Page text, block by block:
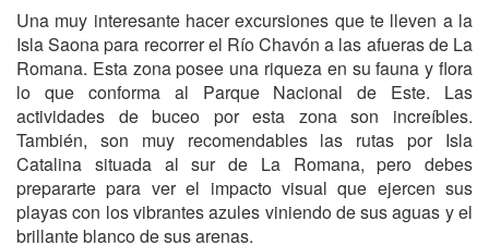
Una muy interesante hacer excursiones que te lleven a la
Isla Saona para recorrer el Río Chavón a las afueras de La
Romana. Esta zona posee una riqueza en su fauna y flora
lo que conforma al Parque Nacional de Este. Las
actividades de buceo por esta zona son increíbles.
También, son muy recomendables las rutas por Isla
Catalina situada al sur de La Romana, pero debes
prepararte para ver el impacto visual que ejercen sus
playas con los vibrantes azules viniendo de sus aguas y el
brillante blanco de sus arenas.